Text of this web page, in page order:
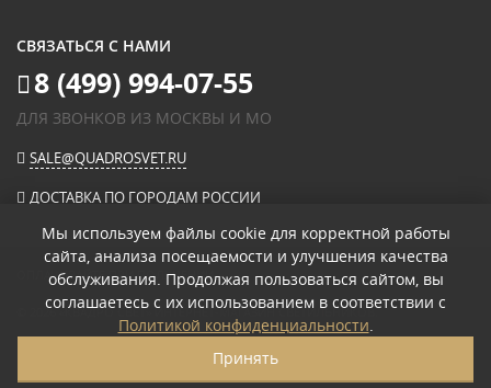
СВЯЗАТЬСЯ С НАМИ
8 (499) 994-07-55
ДЛЯ ЗВОНКОВ ИЗ МОСКВЫ И МО
SALE@QUADROSVET.RU
ДОСТАВКА ПО ГОРОДАМ РОССИИ
ОПЛАЧИВАЙТЕ ПРИ ПОЛУЧЕНИИ
© 2026«КВАДРО СВЕТ» ИНТЕРНЕТ-МАГАЗИН СВЕТИЛЬНИКОВ.
ПОЛИТИКА КОНФИДЕНЦИАЛЬНОСТИ
Мы используем файлы cookie для корректной работы
сайта, анализа посещаемости и улучшения качества
обслуживания. Продолжая пользоваться сайтом, вы
соглашаетесь с их использованием в соответствии с
Политикой конфиденциальности.
Принять